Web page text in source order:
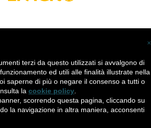
×
terzi da questo utilizzati si avvalgono di
ed utili alle finalità illustrate nella
saperne di più o negare il consenso a tutti o
la cookie policy
scorrendo questa pagina, cliccando su
la navigazione in altra maniera, acconsenti